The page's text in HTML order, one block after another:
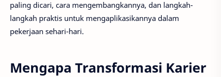
paling dicari, cara mengembangkannya, dan langkah-
langkah praktis untuk mengaplikasikannya dalam
pekerjaan sehari-hari.
Mengapa Transformasi Karier